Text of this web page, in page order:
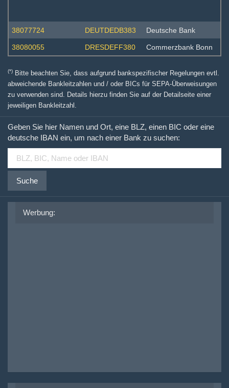
38077724 DEUTDEDB383 Deutsche Bank
38080055 DRESDEFF380 Commerzbank Bonn
(*) Bitte beachten Sie, dass aufgrund bankspezifischer Regelungen evtl.
abweichende Bankleitzahlen und / oder BICs für SEPA-Überweisungen
zu verwenden sind. Details hierzu finden Sie auf der Detailseite einer
jeweiligen Bankleitzahl.
Geben Sie hier Namen und Ort, eine BLZ, einen BIC oder eine
deutsche IBAN ein, um nach einer Bank zu suchen:
Suche
Werbung: